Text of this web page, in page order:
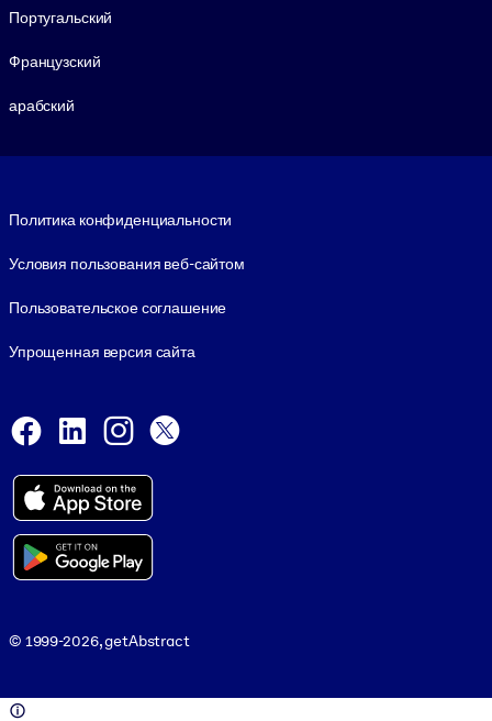
Португальский
Французский
арабский
Политика конфиденциальности
Условия пользования веб-сайтом
Пользовательское соглашение
Упрощенная версия сайта
Facebook
LinkedInInstagram
© 1999-2026, getAbstract